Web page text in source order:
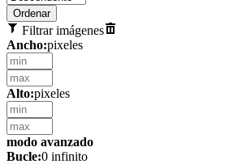
Filtrar imágenes
Ancho:pixeles
Alto:pixeles
modo avanzado
Bucle:0 infinito